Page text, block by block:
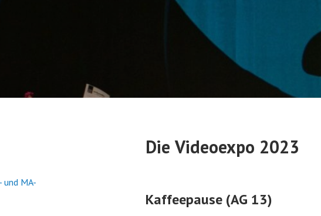
Die Videoexpo 2023
Kaffeepause (AG 13)
und MA-